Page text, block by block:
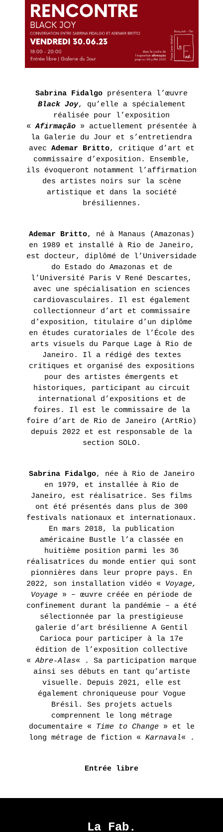
NOTRE
MONDE
COLLECTIF
HARMONY
KORINE
Sabrina Fidalgo présentera l’œuvre
Black Joy, qu’elle a spécialement
réalisée pour l’exposition
«Afirmação » actuellement présentée à
la Galerie du Jour et s’entretiendra
avec Ademar Britto, critique d’art et
commissaire d’exposition. Ensemble,
ils évoqueront notamment l’affirmation
des artistes noirs sur la scène
artistique et dans la société
brésiliennes.
Ademar Britto, né à Manaus (Amazonas)
en 1989 et installé à Rio de Janeiro,
est docteur, diplômé de l’Universidade
do Estado do Amazonas et de
l’Université Paris V René Descartes,
avec une spécialisation en sciences
cardiovasculaires. Il est également
collectionneur d’art et commissaire
d’exposition, titulaire d’un diplôme
en études curatoriales de l’École des
arts visuels du Parque Lage à Rio de
Janeiro. Il a rédigé des textes
critiques et organisé des expositions
pour des artistes émergents et
historiques, participant au circuit
international d’expositions et de
foires. Il est le commissaire de la
foire d’art de Rio de Janeiro (ArtRio)
depuis 2022 et est responsable de la
section SOLO.
Sabrina Fidalgo, née à Rio de Janeiro
en 1979, et installée à Rio de
Janeiro, est réalisatrice. Ses films
ont été présentés dans plus de 300
festivals nationaux et internationaux.
En mars 2018, la publication
américaine Bustle l’a classée en
huitième position parmi les 36
réalisatrices du monde entier qui sont
pionnières dans leur propre pays. En
2022, son installation vidéo « Voyage,
Voyage » – œuvre créée en période de
confinement durant la pandémie – a été
sélectionnée par la prestigieuse
galerie d’art brésilienne A Gentil
Carioca pour participer à la 17e
édition de l’exposition collective
«Abre-Alas« . Sa participation marque
ainsi ses débuts en tant qu’artiste
visuelle. Depuis 2021, elle est
également chroniqueuse pour Vogue
Brésil. Ses projets actuels
comprennent le long métrage
documentaire « Time to Change» et le
long métrage de fiction « Karnaval« .
Entrée libre
La Fab.